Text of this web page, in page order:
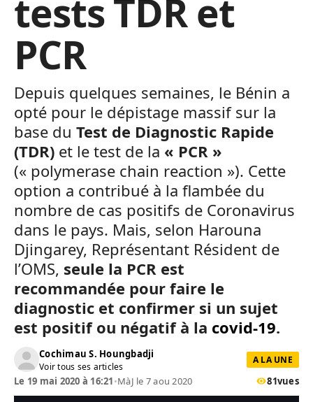
tests TDR et
PCR
Depuis quelques semaines, le Bénin a
opté pour le dépistage massif sur la
base du Test de Diagnostic Rapide
(TDR) et le test de la « PCR »
(« polymerase chain reaction »). Cette
option a contribué à la flambée du
nombre de cas positifs de Coronavirus
dans le pays. Mais, selon Harouna
Djingarey, Représentant Résident de
l’OMS, seule la PCR est
recommandée pour faire le
diagnostic et confirmer si un sujet
est positif ou négatif à la covid-19.
Cochimau S. Houngbadji
Voir tous ses articles
A LA UNE
Le 19 mai 2020 à 16:21•MàJ le 7 aou 2020 81vues